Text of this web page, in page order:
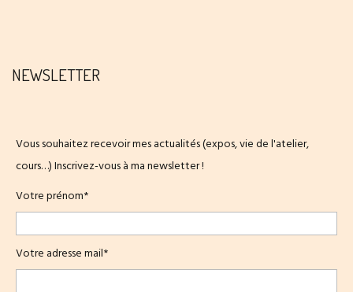
NEWSLETTER
Vous souhaitez recevoir mes actualités (expos, vie de l'atelier,
cours…) Inscrivez-vous à ma newsletter !
Votre prénom*
Votre adresse mail*